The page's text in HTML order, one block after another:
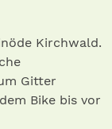
Kirchwald.
Gitter
Bike bis vor